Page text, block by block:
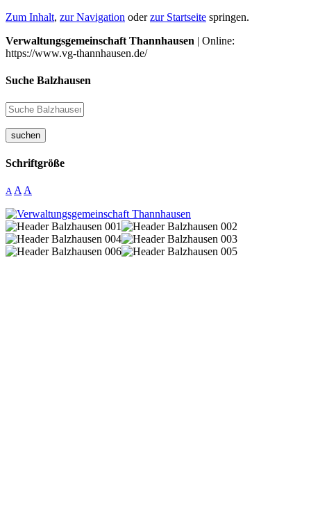
Zum Inhalt, zur Navigation oderzur Startseite springen.
Verwaltungsgemeinschaft Thannhausen | Online:
https://www.vg-thannhausen.de/
Suche Balzhausen
suchen
Schriftgröße
A A A